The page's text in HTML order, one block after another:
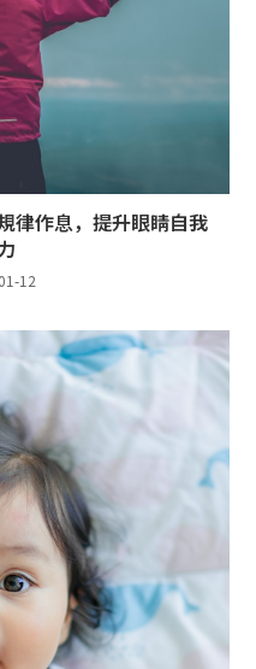
律作息，提升眼睛自我
12